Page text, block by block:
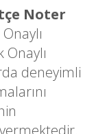
Noter
deneyimli